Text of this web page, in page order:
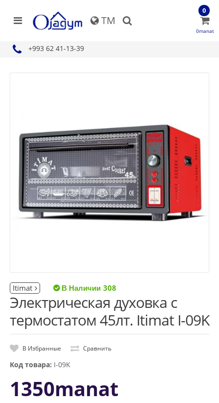
TM
+993 62 41-13-39
0
0manat
Itimat 308
Электрическая духовка с
термостатом 45лт. Itimat I-09K
В Избранные Сравнить
Код товара: I-09K
1350manat